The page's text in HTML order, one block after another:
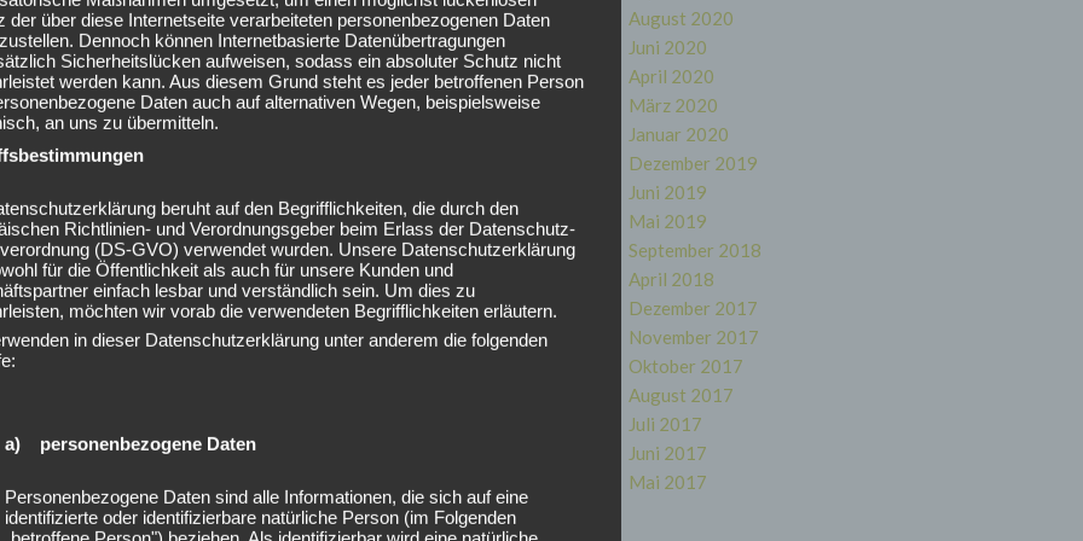
Faszientraining, fitnesshannover,gesundheitbrauchtfitness
,gesundheitstipps,gesundheitstraining,hannover
,Krafttraining ,muskelentspannung, physiocoach,physiocoaching,
,physiotherapie,physiotherapiehannover,salutogenese,schmerzfrei
,yogahannove
IN DER
RÜCKENSCHULE IN SEELZE
Geburt eines Kindes steht die Frau vor neuen Herausforderungen. Die
August 2020
Juni 2020
April 2020
März 2020
Januar 2020
Dezember 2019
Juni 2019
Mai 2019
September 2018
April 2018
Dezember 2017
November 2017
Oktober 2017
August 2017
Juli 2017
Juni 2017
Mai 2017
der über diese Internetseite verarbeiteten personenbezogenen Daten
Dennoch können Internetbasierte Datenübertragungen
Sicherheitslücken aufweisen, sodass ein absoluter Schutz nicht
werden kann. Aus diesem Grund steht es jeder betroffenen Person
Daten auch auf alternativen Wegen, beispielsweise
an uns zu übermitteln.
beruht auf den Begrifflichkeiten, die durch den
Richtlinien- und Verordnungsgeber beim Erlass der Datenschutz-
(DS-GVO) verwendet wurden. Unsere Datenschutzerklärung
für die Öffentlichkeit als auch für unsere Kunden und
einfach lesbar und verständlich sein. Um dies zu
möchten wir vorab die verwendeten Begrifflichkeiten erläutern.
in dieser Datenschutzerklärung unter anderem die folgenden
a) personenbezogene Daten
Personenbezogene Daten sind alle Informationen, die sich auf eine
identifizierte oder identifizierbare natürliche Person (im Folgenden